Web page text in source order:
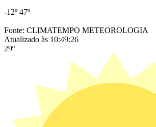
-12º 47º
Fonte: CLIMATEMPO METEOROLOGIA
Atualizado às 10:49:26
29º